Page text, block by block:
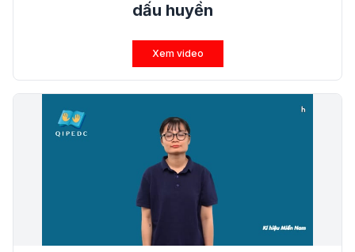
dấu huyền
Xem video